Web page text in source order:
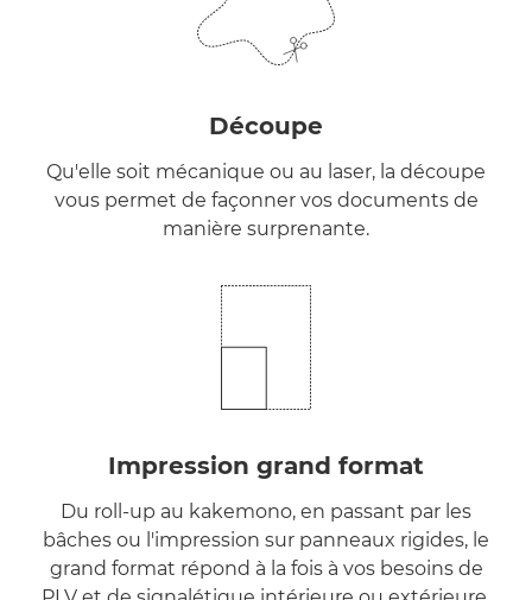
Découpe
Qu'elle soit mécanique ou au laser, la découpe
vous permet de façonner vos documents de
manière surprenante.
Impression grand format
Du roll-up au kakemono, en passant par les
bâches ou l'impression sur panneaux rigides, le
grand format répond à la fois à vos besoins de